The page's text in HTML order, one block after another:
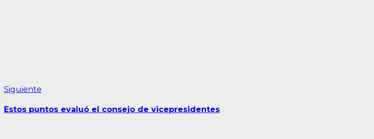
Siguiente
Estos puntos evaluó el consejo de vicepresidentes